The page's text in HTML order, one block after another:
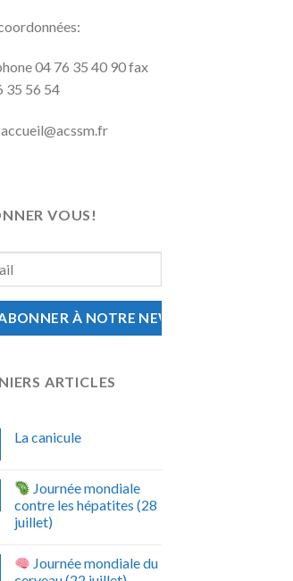
04 76 35 40 90 fax
35 56 54
VOUS!
ARTICLES
La canicule
Journée mondiale
contre les hépatites (28
juillet)
Journée mondiale du